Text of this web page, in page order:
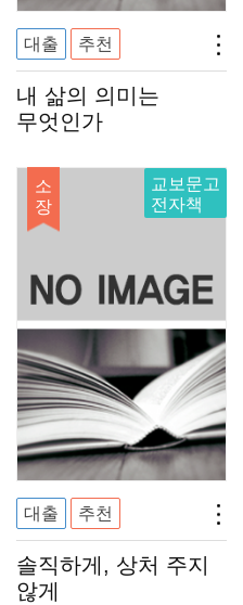
대출 추천
내 삶의 의미는
무엇인가
소
장
교보문고
전자책
대출 추천
솔직하게, 상처 주지
않게